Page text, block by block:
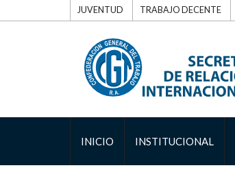
JUVENTUD TRABAJO DECENTE
INICIO INSTITUCIONAL